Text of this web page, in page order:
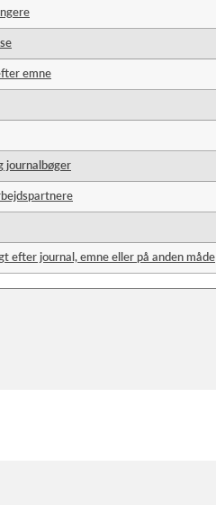
emne
journalbøger
efter journal, emne eller på anden måde